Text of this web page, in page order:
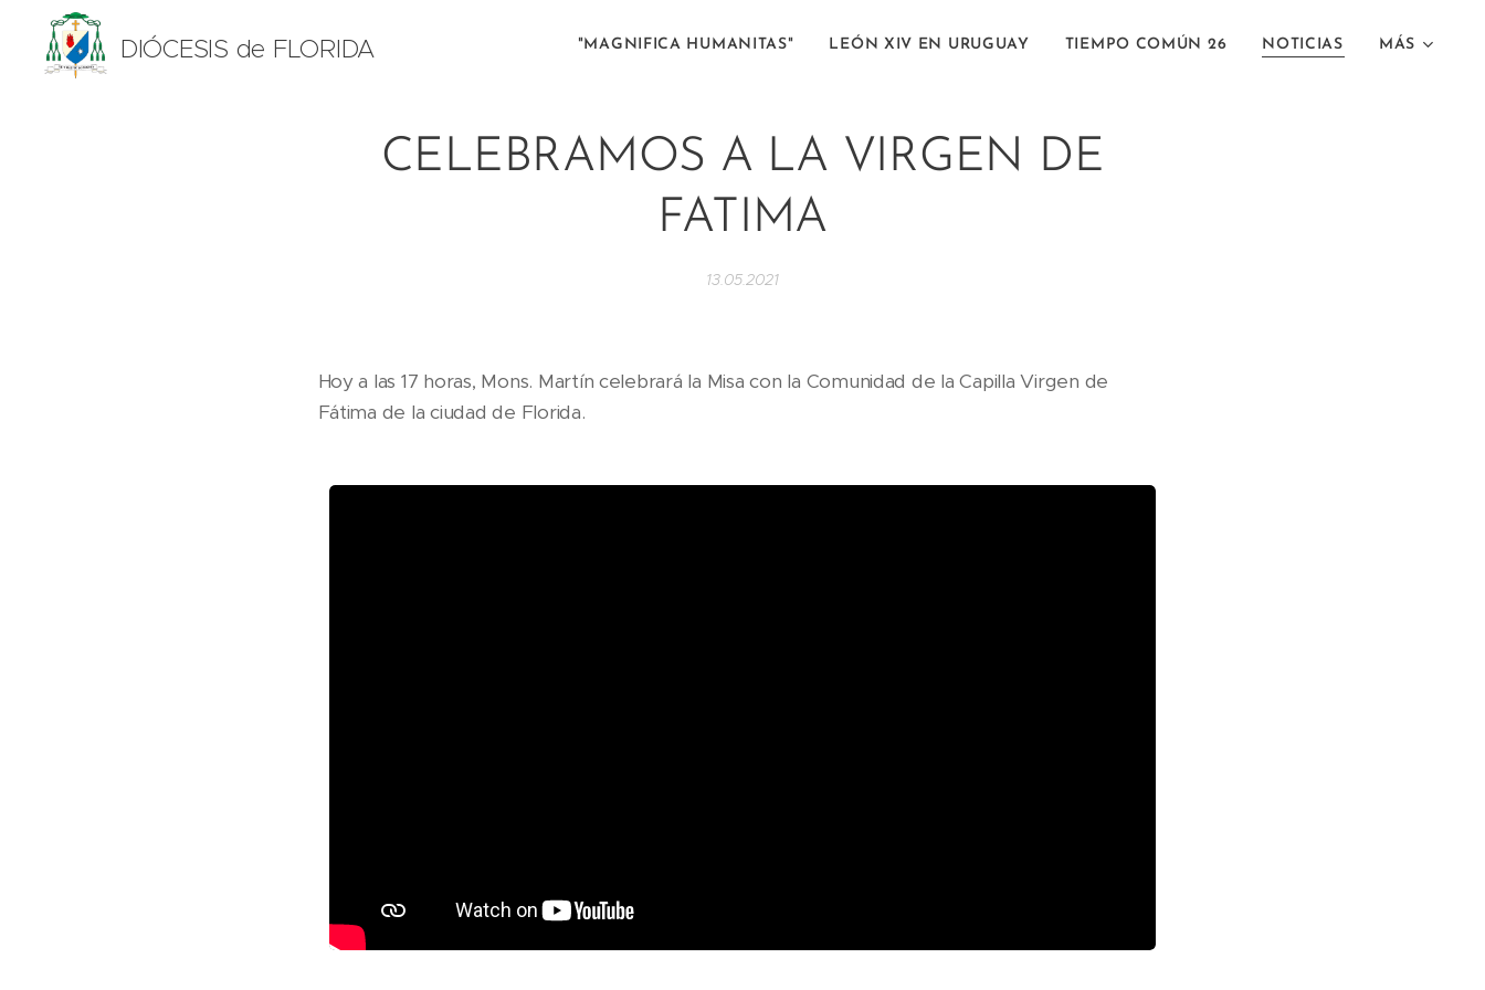
DIÓCESIS de FLORIDA "MAGNIFICA HUMANITAS" LEÓN XIV EN URUGUAY TIEMPO COMÚN 26 NOTICIAS MÁS
CELEBRAMOS A LA VIRGEN DE
FATIMA
13.05.2021
Hoy a las 17 horas, Mons. Martín celebrará la Misa con la Comunidad de la Capilla Virgen de
Fátima de la ciudad de Florida.